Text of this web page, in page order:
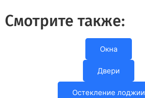
Смотрите также:
Окна
Двери
Остекление лоджии